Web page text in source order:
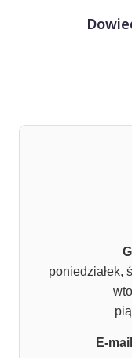
poniedziałek,
E-